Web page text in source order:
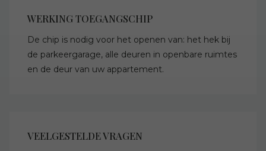
WERKING TOEGANGSCHIP
De chip is nodig voor het openen van: het hek bij
de parkeergarage, alle deuren in openbare ruimtes
en de deur van uw appartement.
VEELGESTELDE VRAGEN